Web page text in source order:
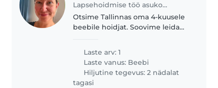
Lapsehoidmise töö asukohas Tallinn
Otsime Tallinnas oma 4-kuusele
beebile hoidjat. Soovime leida
varasem kogemus just
imikutega. Töötan ise
kodukontoris..
Laste arv: 1
Laste vanus: Beebi
Hiljutine tegevus: 2 nädalat
tagasi